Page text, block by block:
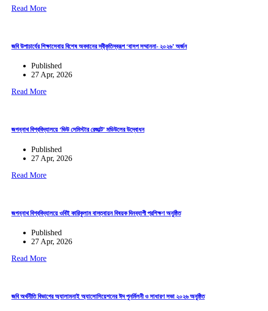
Read More
জবি উপাচার্যের শিক্ষাসেবায় বিশেষ অবদানের স্বীকৃতিস্বরূপ ‘বাসপ সম্মাননা- ২০২৬’ অর্জন
Published
27 Apr, 2026
Read More
জগন্নাথ বিশ্ববিদ্যালয়ে ‘ভিউ সেমিস্টার রেজাল্ট’ মডিউলের উদ্বোধন
Published
27 Apr, 2026
Read More
জগন্নাথ বিশ্ববিদ্যালয়ে ওবিই কারিকুলাম বাস্তবায়ন বিষয়ক দিনব্যাপী প্রশিক্ষণ অনুষ্ঠিত
Published
27 Apr, 2026
Read More
জবি অর্থনীতি বিভাগের অ্যালামনাই অ্যাসোসিয়েশনের ঈদ পুনর্মিলনী ও সাধারণ সভা ২০২৬ অনুষ্ঠিত